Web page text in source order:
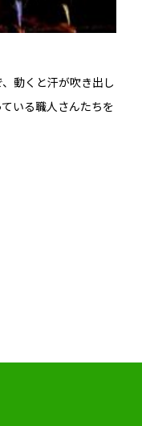
動くと汗が吹き出し
いる職人さんたちを